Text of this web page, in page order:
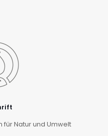
Natur und Umwelt